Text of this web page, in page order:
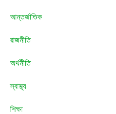
আন্তর্জাতিক
রাজনীতি
অর্থনীতি
স্বাস্থ্য
শিক্ষা